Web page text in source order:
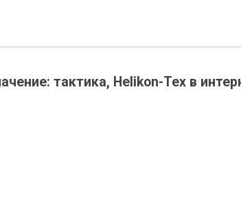
тактика, Helikon-Tex в